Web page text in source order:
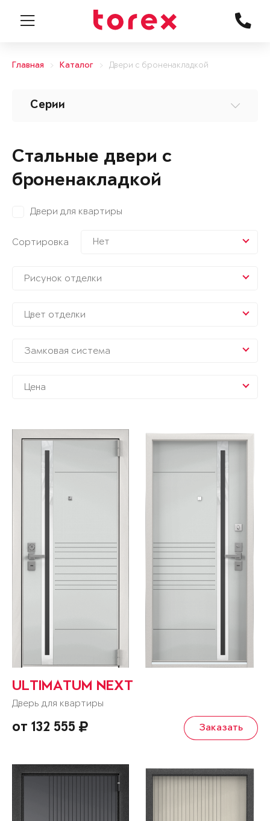
Главная Каталог Двери с броненакладкой
Серии
Стальные двери с
броненакладкой
Двери для квартиры
Сортировка Нет
Рисунок отделки
Цвет отделки
Замковая система
Цена
ULTIMATUM NEXT
Дверь для квартиры
от 132 555 Заказать